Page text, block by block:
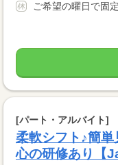
ご希望の曜日で固
[パート・アルバイト]
柔軟シフト♪簡
心の研修あり【